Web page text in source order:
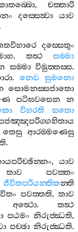
,චත‍්තාරි
දස‍්සෙත්‍වා
යාව
දස‍්සෙතුං
. තත්‍ථ
සම‍්මා
සම‍්මා විමුත‍්තස‍්ස.
. නෙව
සුමනො
සොමනස‍්සජාතො
පටිඝවසෙන
න
විහරති
සතො
තෙසු ආරම‍්මණෙසු
.
,යාව
තාව
පවත‍්තං
ජීවිතපරියන‍්තිකන‍්ති
පවත‍්තති,තාව
අත්‍ථො. තත්‍ථ
පඨමං නිරුජ‍්ඣති,
පච‍්ඡා නිරුජ‍්ඣති.